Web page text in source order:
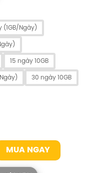
(1GB/Ngày)
15 ngày 10GB
30 ngày 10GB
MUA NGAY